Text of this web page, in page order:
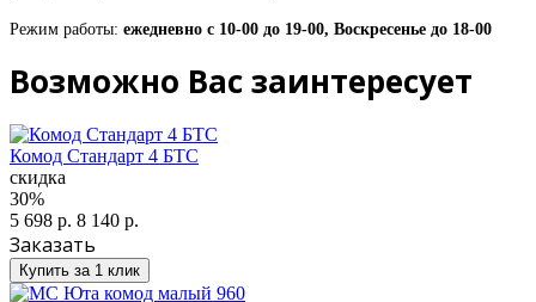
Режим работы: ежедневно с 10-00 до 19-00, Воскресенье до 18-00
Возможно Вас заинтересует
Комод Стандарт 4 БТС
скидка
30%
5 698 р. 8 140 р.
Заказать
Купить за 1 клик